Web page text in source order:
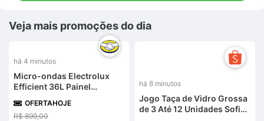
Veja mais promoções do dia
há 4 minutos
Micro-ondas Electrolux
Efficient 36L Painel
programadas Branco - 110v
OFERTAHOJE
R$ 899,00
há 8 minutos
Jogo Taça de Vidro Grossa
de 3 Até 12 Unidades Sofia